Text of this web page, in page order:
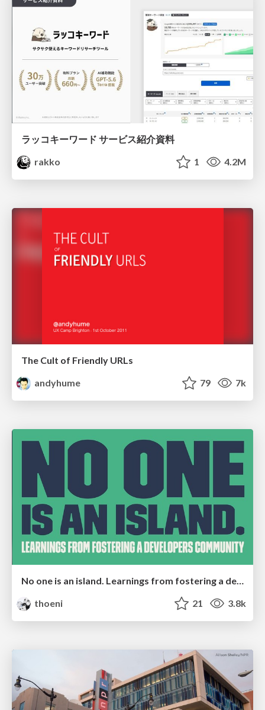
ラッコキーワード サービス紹介資料
rakko
1 4.2M
The Cult of Friendly URLs
andyhume
79 7k
No one is an island. Learnings from fostering a developers community.
thoeni
21 3.8k